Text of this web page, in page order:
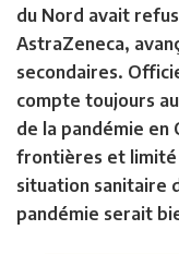
du Nord avait
AstraZeneca,
secondaires.
compte toujours
de la pandémie en
frontières et limité
situation sanitaire
pandémie serait